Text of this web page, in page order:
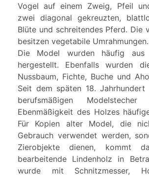
Vogel auf einem Zweig, Pfeil
zwei diagonal gekreuzten,
Blüte und schreitendes Pferd. Die
besitzen vegetabile Umrahmungen.
Die Model wurden häufig aus
hergestellt. Ebenfalls wurden
Nussbaum, Fichte, Buche und
Seit dem späten 18.
berufsmäßigen
Ebenmäßigkeit des Holzes
Für Kopien alter Model, die
Gebrauch verwendet werden,
Zierobjekte dienen, kommt
bearbeitende Lindenholz in
wurde mit Schnitzmesser,